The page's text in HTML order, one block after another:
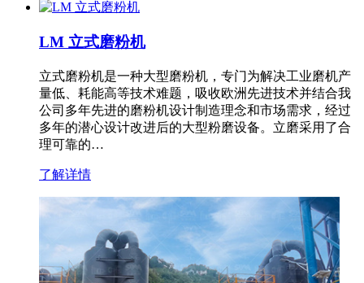
LM 立式磨粉机
立式磨粉机是一种大型磨粉机，专门为解决工业磨机产
量低、耗能高等技术难题，吸收欧洲先进技术并结合我
公司多年先进的磨粉机设计制造理念和市场需求，经过
多年的潜心设计改进后的大型粉磨设备。立磨采用了合
理可靠的…
了解详情